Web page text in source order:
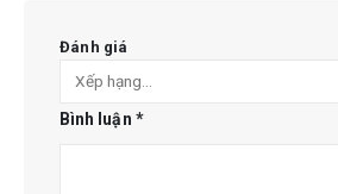
Đánh giá
Bình luận *